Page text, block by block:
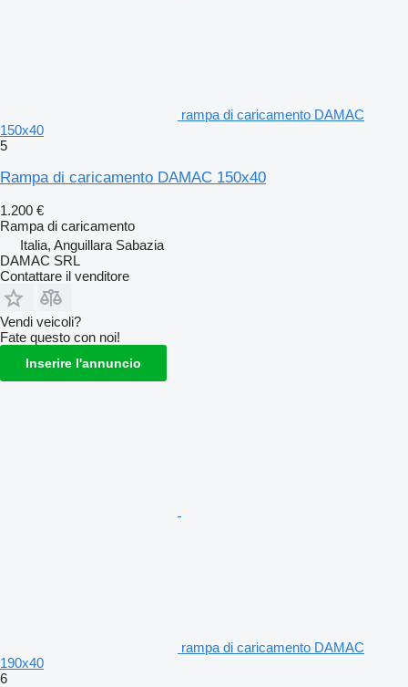
rampa di caricamento DAMAC
150x40
5
Rampa di caricamento DAMAC 150x40
1.200 €
Rampa di caricamento
Italia, Anguillara Sabazia
DAMAC SRL
Contattare il venditore
Vendi veicoli?
Fate questo con noi!
Inserire l'annuncio
rampa di caricamento DAMAC
190x40
6